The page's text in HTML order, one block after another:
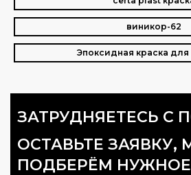
виникор-62
Эпоксидная краска для
ЗАТРУДНЯЕТЕСЬ С
ОСТАВЬТЕ ЗАЯВКУ,
ПОДБЕРЁМ НУЖНОЕ